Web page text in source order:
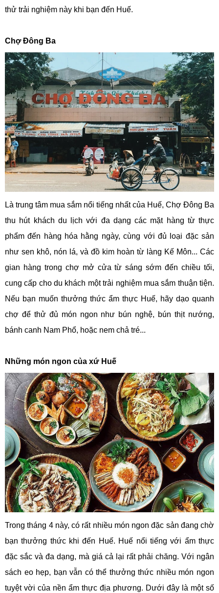
thử trải nghiệm này khi bạn đến Huế.
Chợ Đông Ba
Là trung tâm mua sắm nổi tiếng nhất của Huế, Chợ Đông Ba
thu hút khách du lịch với đa dạng các mặt hàng từ thực
phẩm đến hàng hóa hằng ngày, cùng với đủ loại đặc sản
như sen khô, nón lá, và đồ kim hoàn từ làng Kế Môn... Các
gian hàng trong chợ mở cửa từ sáng sớm đến chiều tối,
cung cấp cho du khách một trải nghiệm mua sắm thuận tiện.
Nếu bạn muốn thưởng thức ẩm thực Huế, hãy dạo quanh
chợ để thử đủ món ngon như bún nghệ, bún thịt nướng,
bánh canh Nam Phổ, hoặc nem chả tré...
Những món ngon của xứ Huế
Trong tháng 4 này, có rất nhiều món ngon đặc sản đang chờ
bạn thưởng thức khi đến Huế. Huế nổi tiếng với ẩm thực
đặc sắc và đa dạng, mà giá cả lại rất phải chăng. Với ngân
sách eo hẹp, bạn vẫn có thể thưởng thức nhiều món ngon
tuyệt vời của nền ẩm thực địa phương. Dưới đây là một số